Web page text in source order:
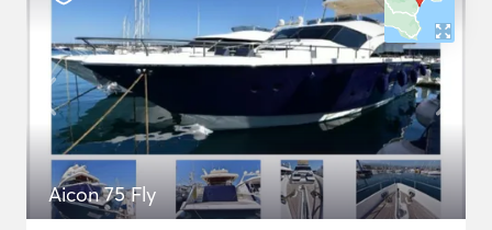
Aicon 75 Fly